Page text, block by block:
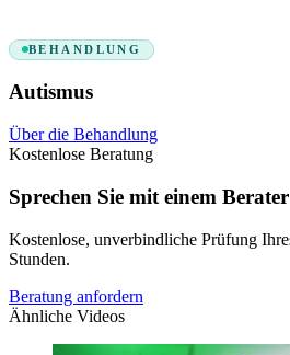
BEHANDLUNG
Autismus
Über die Behandlung
Kostenlose Beratung
Sprechen Sie mit einem Berater
Kostenlose, unverbindliche Prüfung
Stunden.
Beratung anfordern
Ähnliche Videos